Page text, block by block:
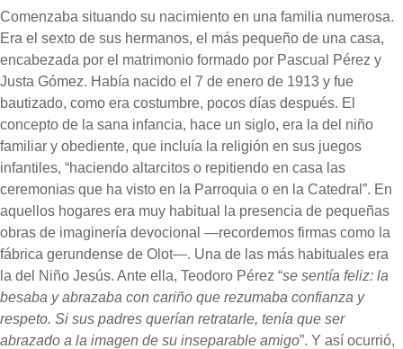
Comenzaba situando su nacimiento en una familia numerosa.
Era el sexto de sus hermanos, el más pequeño de una casa,
encabezada por el matrimonio formado por Pascual Pérez y
Justa Gómez. Había nacido el 7 de enero de 1913 y fue
bautizado, como era costumbre, pocos días después. El
concepto de la sana infancia, hace un siglo, era la del niño
familiar y obediente, que incluía la religión en sus juegos
infantiles, “haciendo altarcitos o repitiendo en casa las
ceremonias que ha visto en la Parroquia o en la Catedral”. En
aquellos hogares era muy habitual la presencia de pequeñas
obras de imaginería devocional —recordemos firmas como la
fábrica gerundense de Olot—. Una de las más habituales era
la del Niño Jesús. Ante ella, Teodoro Pérez “se sentía feliz: la
besaba y abrazaba con cariño que rezumaba confianza y
respeto. Si sus padres querían retratarle, tenía que ser
abrazado a la imagen de su inseparable amigo”. Y así ocurrió,